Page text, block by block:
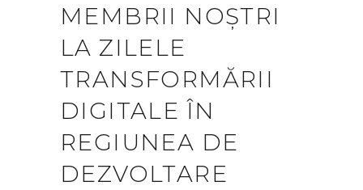
MEMBRII NOȘTRI
LA ZILELE
TRANSFORMĂRII
DIGITALE ÎN
REGIUNEA DE
DEZVOLTARE